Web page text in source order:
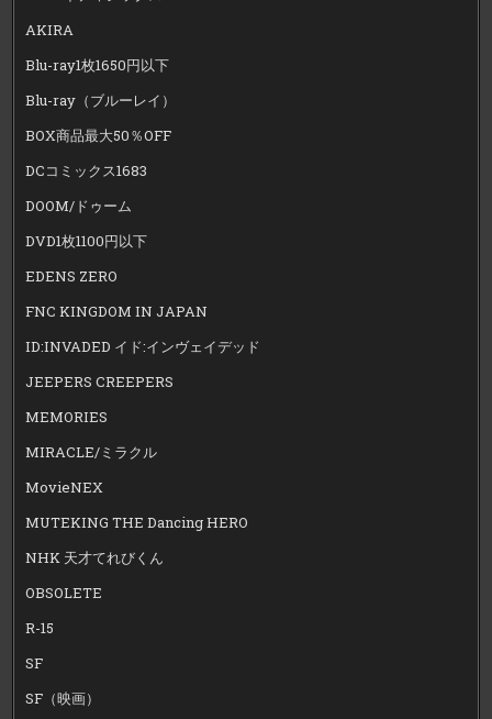
AKIRA
Blu-ray1枚1650円以下
Blu-ray（ブルーレイ）
BOX商品最大50％OFF
DCコミックス1683
DOOM/ドゥーム
DVD1枚1100円以下
EDENS ZERO
FNC KINGDOM IN JAPAN
ID:INVADED イド:インヴェイデッド
JEEPERS CREEPERS
MEMORIES
MIRACLE/ミラクル
MovieNEX
MUTEKING THE Dancing HERO
NHK 天才てれびくん
OBSOLETE
R-15
SF
SF（映画）